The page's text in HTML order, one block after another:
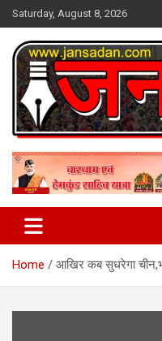
Skip
to
content
Saturday, August 8, 2026
Jan Sadan
Home आखिर कब सुधरेगा